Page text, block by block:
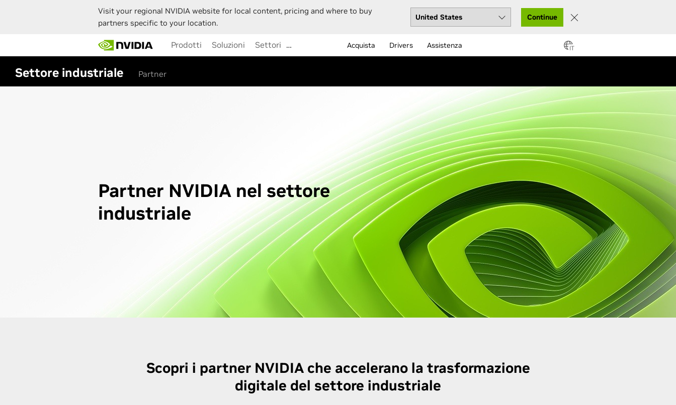
Visit your regional NVIDIA website for local content, pricing and where to buy
partners specific to your location.
Continue
main
content
Prodotti Soluzioni Settori … Acquista Drivers Assistenza IT
Settore industriale Partner
Partner NVIDIA nel settore
industriale
Scopri i partner NVIDIA che accelerano la trasformazione
digitale del settore industriale